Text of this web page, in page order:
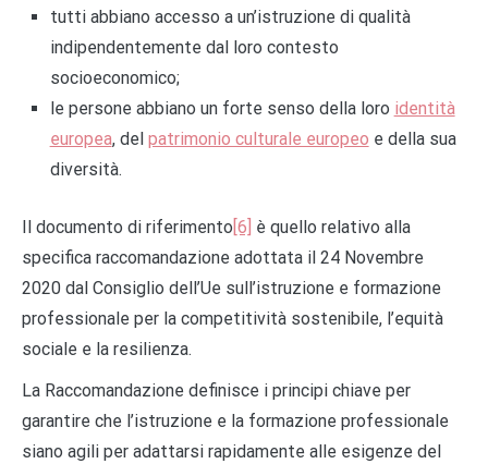
tutti abbiano accesso a un’istruzione di qualità
indipendentemente dal loro contesto
socioeconomico;
le persone abbiano un forte senso della loro identità
europea, del patrimonio culturale europeo e della sua
diversità.
Il documento di riferimento [6] è quello relativo alla
specifica raccomandazione adottata il 24 Novembre
2020 dal Consiglio dell’Ue sull’istruzione e formazione
professionale per la competitività sostenibile, l’equità
sociale e la resilienza.
La Raccomandazione definisce i principi chiave per
garantire che l’istruzione e la formazione professionale
siano agili per adattarsi rapidamente alle esigenze del